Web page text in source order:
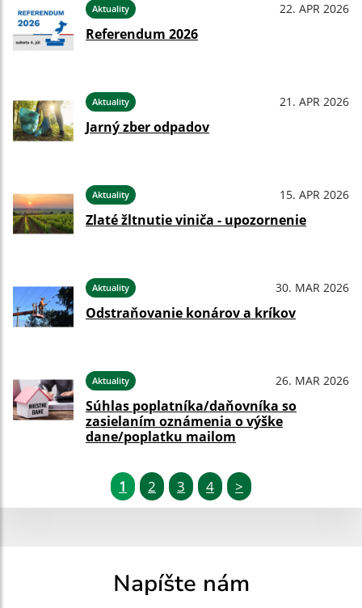
Aktuality 22. APR 2026
Referendum 2026
Aktuality 21. APR 2026
Jarný zber odpadov
Aktuality 15. APR 2026
Zlaté žltnutie viniča - upozornenie
Aktuality 30. MAR 2026
Odstraňovanie konárov a kríkov
Aktuality 26. MAR 2026
Súhlas poplatníka/daňovníka so
zasielaním oznámenia o výške
dane/poplatku mailom
1 2 3 4 >
Napíšte nám